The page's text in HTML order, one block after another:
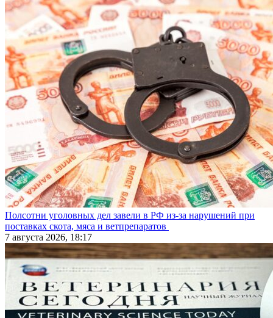
Полсотни уголовных дел завели в РФ из-за нарушений при
поставках скота, мяса и ветпрепаратов
7 августа 2026, 18:17